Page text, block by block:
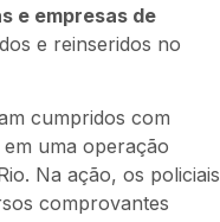
e empresas de
e reinseridos no
cumpridos com
uma operação
Na ação, os policiais
comprovantes